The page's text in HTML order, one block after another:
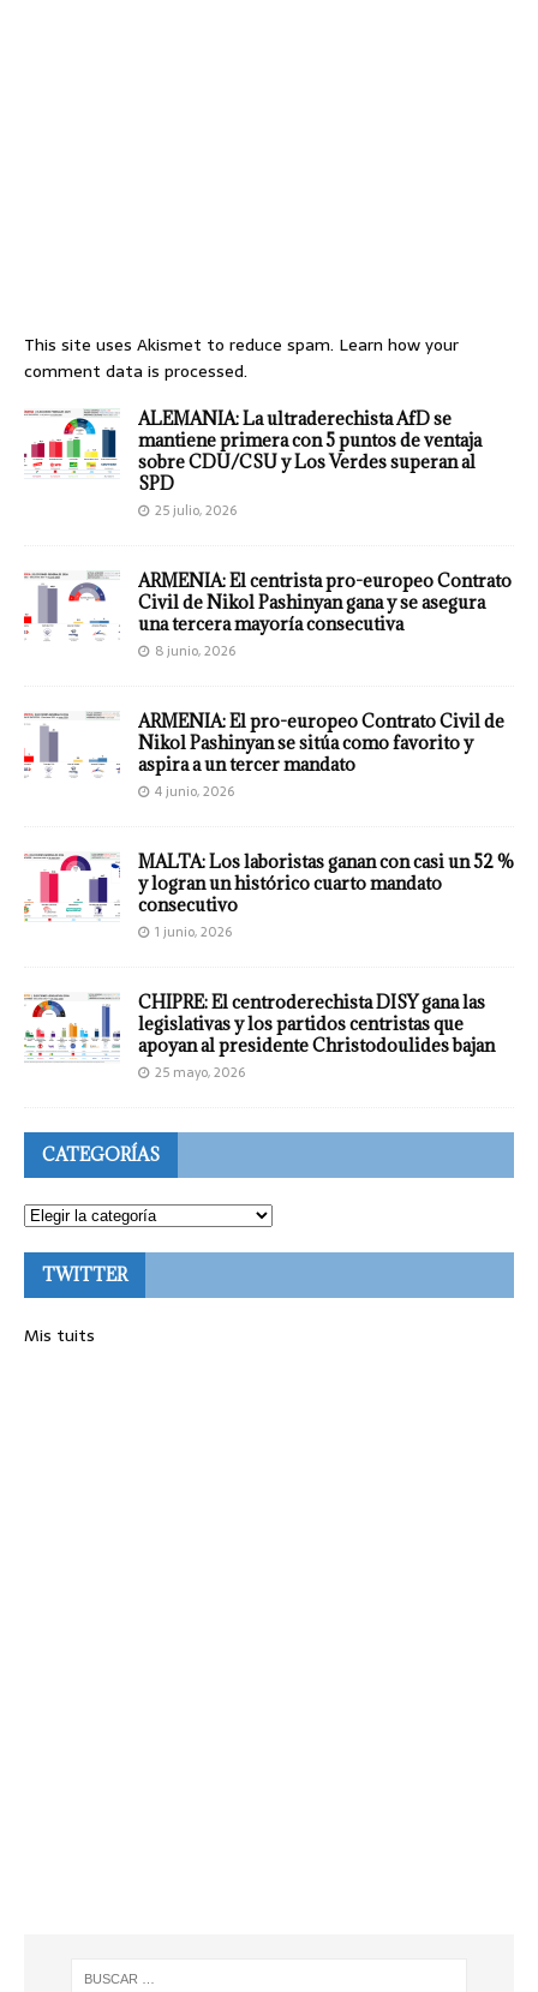
This site uses Akismet to reduce spam. Learn how your
comment data is processed.
ALEMANIA: La ultraderechista AfD se
mantiene primera con 5 puntos de ventaja
sobre CDU/CSU y Los Verdes superan al
SPD
25 julio, 2026
ARMENIA: El centrista pro-europeo Contrato
Civil de Nikol Pashinyan gana y se asegura
una tercera mayoría consecutiva
8 junio, 2026
ARMENIA: El pro-europeo Contrato Civil de
Nikol Pashinyan se sitúa como favorito y
aspira a un tercer mandato
4 junio, 2026
MALTA: Los laboristas ganan con casi un 52 %
y logran un histórico cuarto mandato
consecutivo
1 junio, 2026
CHIPRE: El centroderechista DISY gana las
legislativas y los partidos centristas que
apoyan al presidente Christodoulides bajan
25 mayo, 2026
CATEGORÍAS
TWITTER
Mis tuits